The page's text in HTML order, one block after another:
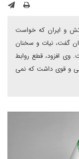
و ایران که خواست
گفت، نیات و سخنان
افزود، قطع روابط
سیاسی منطقی و قوی داشت که نمی